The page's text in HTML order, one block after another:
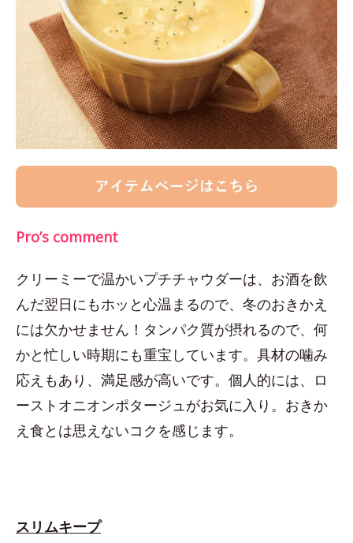
Pro’s comment
クリーミーで温かいプチチャウダーは、お酒を飲
んだ翌日にもホッと心温まるので、冬のおきかえ
には欠かせません！タンパク質が摂れるので、何
かと忙しい時期にも重宝しています。具材の噛み
応えもあり、満足感が高いです。個人的には、ロ
ーストオニオンポタージュがお気に入り。おきか
え食とは思えないコクを感じます。
スリムキープ